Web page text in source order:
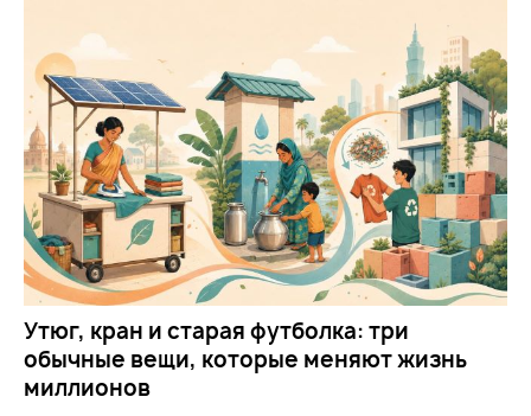
Утюг, кран и старая футболка: три
обычные вещи, которые меняют жизнь
миллионов